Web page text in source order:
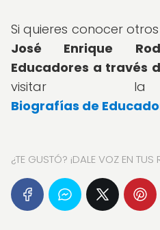
Si quieres conocer
José Enrique
Educadores a través
visitar la
Biografías de
¿TE GUSTÓ? ¡DALE VOZ EN TUS